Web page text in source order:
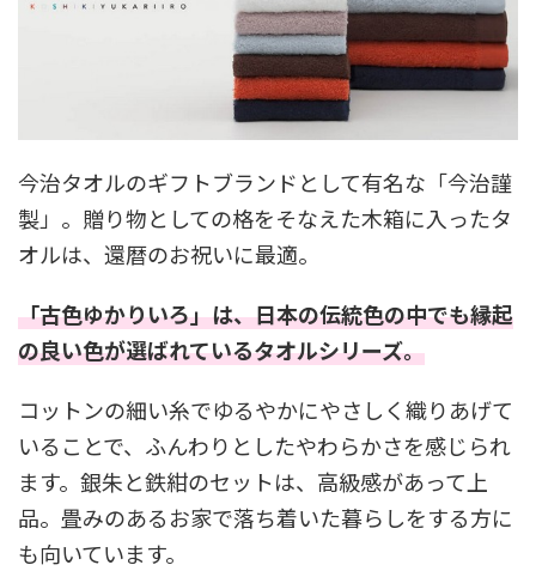
今治タオルのギフトブランドとして有名な「今治謹
製」。贈り物としての格をそなえた木箱に入ったタ
オルは、還暦のお祝いに最適。
「古色ゆかりいろ」は、日本の伝統色の中でも縁起
の良い色が選ばれているタオルシリーズ。
コットンの細い糸でゆるやかにやさしく織りあげて
いることで、ふんわりとしたやわらかさを感じられ
ます。銀朱と鉄紺のセットは、高級感があって上
品。畳みのあるお家で落ち着いた暮らしをする方に
も向いています。